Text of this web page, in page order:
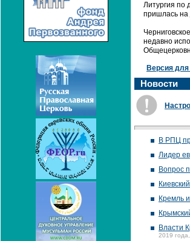
Литургия по
пришлась на
недавно
Версия для
Новости
В РПЦ
Лидер
Вопрос
Кремль
Власти
2019